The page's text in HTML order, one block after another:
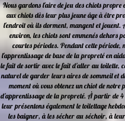
Nous gardons l'aire de jeu des chiots propre
aux chiots dès leur plus jeune âge à être
l'endroit où ils dorment, mangent et jouent.
environ, les chiots sont emmenés dehors
courtes périodes. Pendant cette
l'apprentissage de base de la propreté en
le fait de sortir avec le fait d'aller au toilette,
naturel de garder leurs aires de sommeil et
moment où vous obtenez un chiot de notre
d'apprentissage de la propreté. À partir de 4
leur présentons également le toilettage
les baigner, à les sécher au séchoir, à